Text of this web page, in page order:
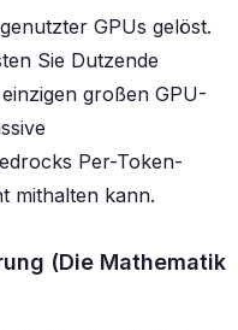
GPUs gelöst.
Sie Dutzende
großen GPU-
Per-Token-
mithalten kann.
(Die Mathematik